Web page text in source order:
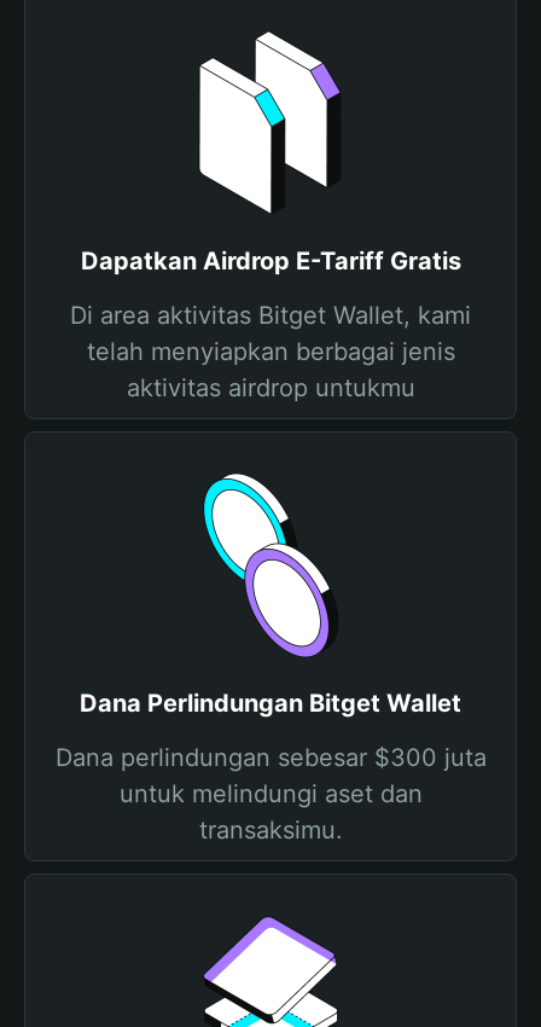
Dapatkan Airdrop E-Tariff Gratis
Di area aktivitas Bitget Wallet, kami
telah menyiapkan berbagai jenis
aktivitas airdrop untukmu
Dana Perlindungan Bitget Wallet
Dana perlindungan sebesar $300 juta
untuk melindungi aset dan
transaksimu.